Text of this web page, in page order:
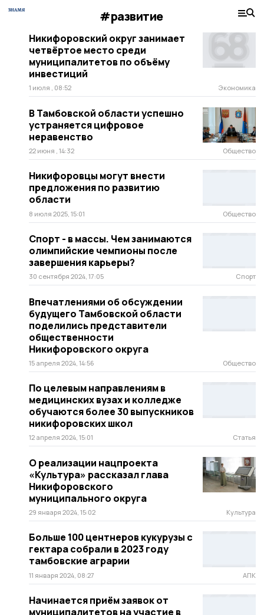
#развитие
Никифоровский округ занимает
четвёртое место среди
муниципалитетов по объёму
инвестиций
1 июля , 08:52 Экономика
В Тамбовской области успешно
устраняется цифровое
неравенство
22 июня , 14:32 Общество
Никифоровцы могут внести
предложения по развитию
области
8 июля 2025, 15:01 Общество
Спорт - в массы. Чем занимаются
олимпийские чемпионы после
завершения карьеры?
30 сентября 2024, 17:05 Спорт
Впечатлениями об обсуждении
будущего Тамбовской области
поделились представители
общественности
Никифоровского округа
15 апреля 2024, 14:56 Общество
По целевым направлениям в
медицинских вузах и колледже
обучаются более 30 выпускников
никифоровских школ
12 апреля 2024, 15:01 Статья
О реализации нацпроекта
«Культура» рассказал глава
Никифоровского
муниципального округа
29 января 2024, 15:02 Культура
Больше 100 центнеров кукурузы с
гектара собрали в 2023 году
тамбовские аграрии
11 января 2024, 08:27 АПК
Начинается приём заявок от
муниципалитетов на участие в